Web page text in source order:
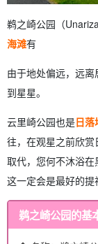
鹈之崎公园（
海滩有
由于地处偏远，远
到星星。
云里崎公园也是日落
往，在观星之前欣
取代，您何不沐浴在
这一定会是最好的提
鹈之崎公园的基